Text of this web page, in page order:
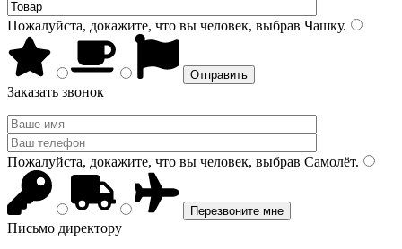
Пожалуйста, докажите, что вы человек, выбрав Чашку.
Заказать звонок
Пожалуйста, докажите, что вы человек, выбрав Самолёт.
Письмо директору